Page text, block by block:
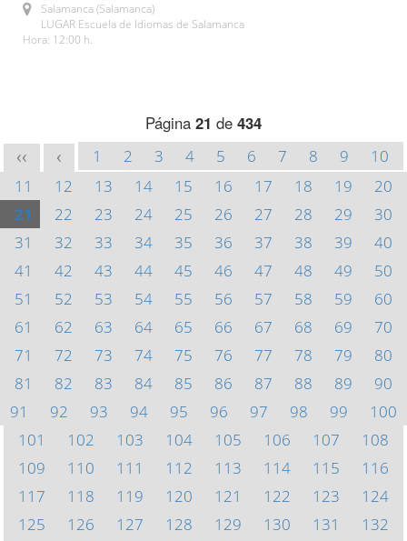
Salamanca (Salamanca)
LUGAR Escuela de Idiomas de Salamanca
Hora: 12:00 h.
Página 21 de 434
<< < 1 2 3 4 5 6 7 8 9
10
11
12 13 14 15 16 17 18 19
20
21
22 23 24 25 26 27 28 29
30
31
32 33 34 35 36 37 38 39
40
41
42 43 44 45 46 47 48 49
50
51
52 53 54 55 56 57 58 59
60
61
62 63 64 65 66 67 68 69
70
71
72 73 74 75 76 77 78 79
80
81
82 83 84 85 86 87 88 89
90
91
92 93 94 95 96 97 98 99
100
101
102 103 104 105 106 107
108
109
110 111 112 113 114 115
116
117
118 119 120 121 122 123
124
125
126 127 128 129 130 131
132